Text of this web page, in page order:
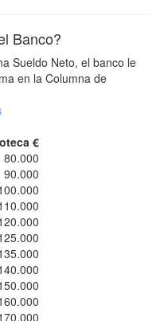
Banco?
Sueldo Neto, el banco le
en la Columna de
€
80.000
90.000